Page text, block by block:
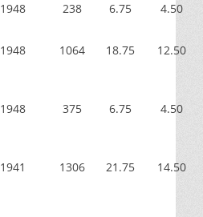
1948 238 6.75 4.50
1948 1064 18.75 12.50
1948 375 6.75 4.50
1941 1306 21.75 14.50